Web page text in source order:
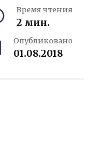
Время чтения
2 мин.
Опубликовано
01.08.2018